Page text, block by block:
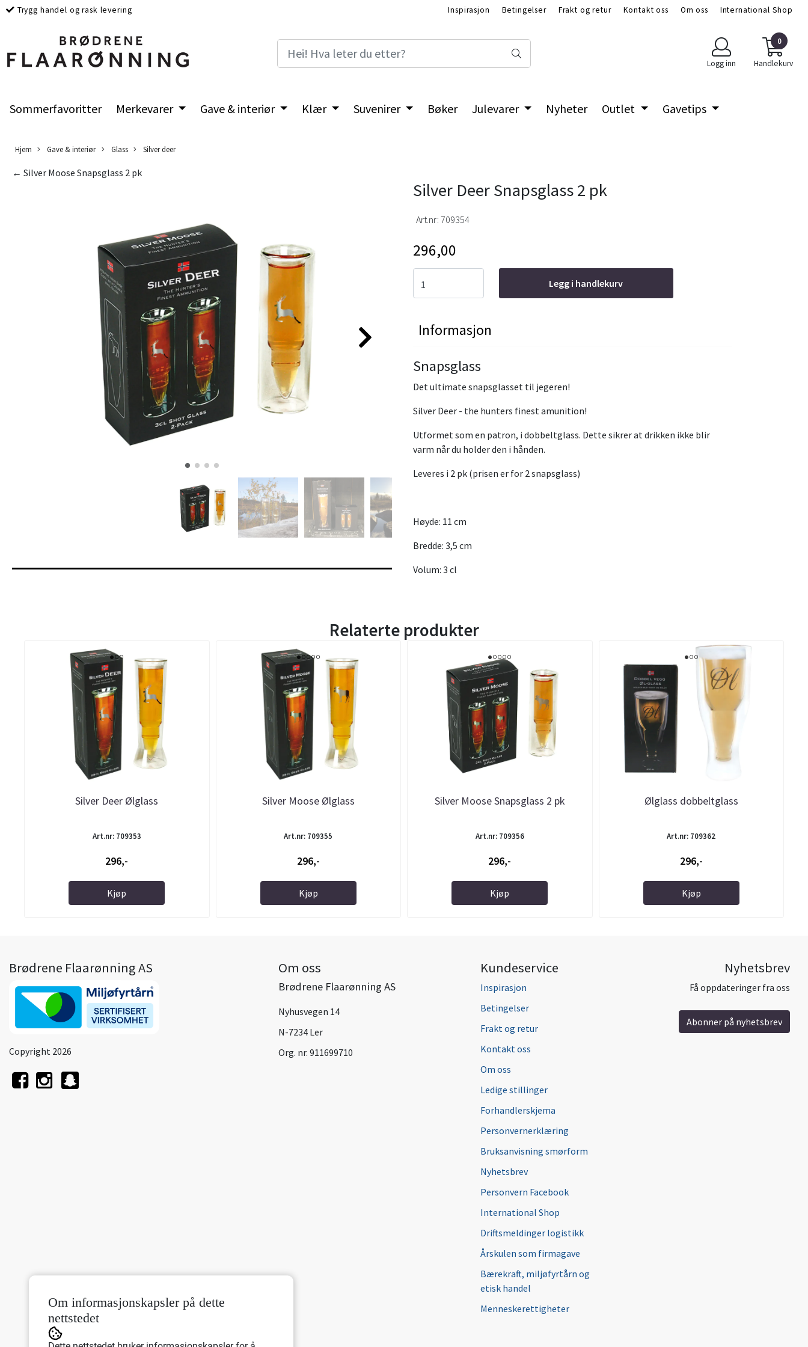
Trygg handel og rask levering Inspirasjon Betingelser Frakt og retur Kontakt oss Om oss International Shop
Logg inn
0
Handlekurv
Sommerfavoritter Merkevarer Gave & interiør Klær Suvenirer Bøker Julevarer Nyheter Outlet Gavetips
Hjem Gave & interiør Glass Silver deer
← Silver Moose Snapsglass 2 pk
Silver Deer Snapsglass 2 pk
Art.nr: 709354
296,00
Legg i handlekurv
Informasjon
Snapsglass
Det ultimate snapsglasset til jegeren!
Silver Deer - the hunters finest amunition!
Utformet som en patron, i dobbeltglass. Dette sikrer at drikken ikke blir
varm når du holder den i hånden.
Leveres i 2 pk (prisen er for 2 snapsglass)
Høyde: 11 cm
Bredde: 3,5 cm
Volum: 3 cl
Relaterte produkter
Silver Deer Ølglass
Art.nr: 709353
296,-
Kjøp
Silver Moose Ølglass
Art.nr: 709355
296,-
Kjøp
Silver Moose Snapsglass 2 pk
Art.nr: 709356
296,-
Kjøp
Ølglass dobbeltglass
Art.nr: 709362
296,-
Kjøp
Om informasjonskapsler på dette
nettstedet
Brødrene Flaarønning AS
Copyright 2026
Om oss
Brødrene Flaarønning AS
Nyhusvegen 14
N-7234 Ler
Org. nr. 911699710
Kundeservice
Inspirasjon
Betingelser
Frakt og retur
Kontakt oss
Om oss
Ledige stillinger
Forhandlerskjema
Personvernerklæring
Bruksanvisning smørform
Nyhetsbrev
Personvern Facebook
International Shop
Driftsmeldinger logistikk
Årskulen som firmagave
Bærekraft, miljøfyrtårn og
etisk handel
Menneskerettigheter
Nyhetsbrev
Få oppdateringer fra oss
Abonner på nyhetsbrev